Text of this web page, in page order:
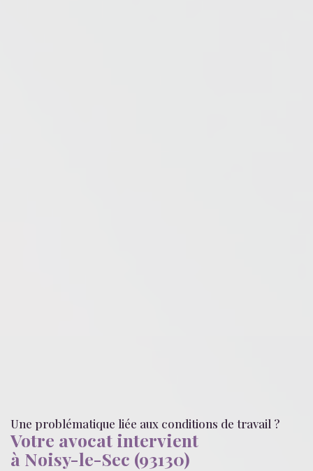
Une problématique liée aux conditions de travail ?
Votre avocat intervient
à Noisy-le-Sec (93130)